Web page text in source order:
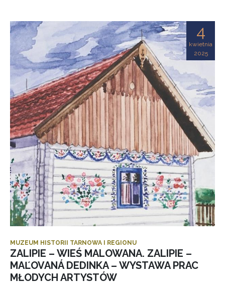
4
kwietnia
2025
MUZEUM HISTORII TARNOWA I REGIONU
ZALIPIE – WIEŚ MALOWANA. ZALIPIE –
MAĽOVANÁ DEDINKA – WYSTAWA PRAC
MŁODYCH ARTYSTÓW